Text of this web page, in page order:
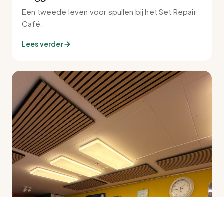
Een tweede leven voor spullen bij het Set Repair
Café.
Lees verder